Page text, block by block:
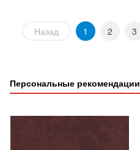
Назад 1 2 3
Персональные рекомендации